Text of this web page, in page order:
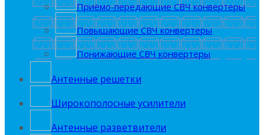
Приёмо-передающие СВЧ конвертеры
Повышающие СВЧ конвертеры
Понижающие СВЧ конвертеры
Антенные решетки
Широкополосные усилители
Антенные разветвители